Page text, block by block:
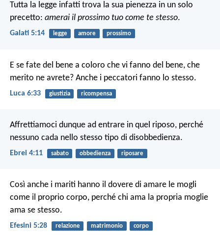
Tutta la legge infatti trova la sua pienezza in un solo
precetto: amerai il prossimo tuo come te stesso.
Galati 5:14 legge amore prossimo
E se fate del bene a coloro che vi fanno del bene, che
merito ne avrete? Anche i peccatori fanno lo stesso.
Luca 6:33 giustizia ricompensa
Affrettiamoci dunque ad entrare in quel riposo, perché
nessuno cada nello stesso tipo di disobbedienza.
Ebrei 4:11 sabato obbedienza riposare
Così anche i mariti hanno il dovere di amare le mogli
come il proprio corpo, perché chi ama la propria moglie
ama se stesso.
Efesini 5:28 relazione matrimonio corpo